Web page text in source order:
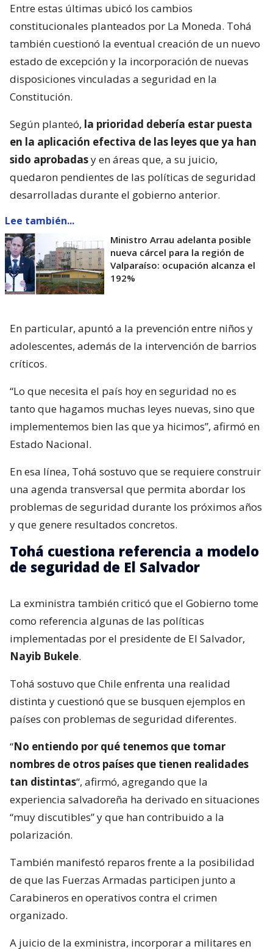
Entre estas últimas ubicó los cambios
constitucionales planteados por La Moneda. Tohá
también cuestionó la eventual creación de un nuevo
estado de excepción y la incorporación de nuevas
disposiciones vinculadas a seguridad en la
Constitución.
Según planteó, la prioridad debería estar puesta
en la aplicación efectiva de las leyes que ya han
sido aprobadasy en áreas que, a su juicio,
quedaron pendientes de las políticas de seguridad
desarrolladas durante el gobierno anterior.
Lee también...
Ministro Arrau adelanta posible
nueva cárcel para la región de
Valparaíso: ocupación alcanza el
192%
En particular, apuntó a la prevención entre niños y
adolescentes, además de la intervención de barrios
críticos.
“Lo que necesita el país hoy en seguridad no es
tanto que hagamos muchas leyes nuevas, sino que
implementemos bien las que ya hicimos”, afirmó en
Estado Nacional.
En esa línea, Tohá sostuvo que se requiere construir
una agenda transversal que permita abordar los
problemas de seguridad durante los próximos años
y que genere resultados concretos.
Tohá cuestiona referencia a modelo
de seguridad de El Salvador
La exministra también criticó que el Gobierno tome
como referencia algunas de las políticas
implementadas por el presidente de El Salvador,
Nayib Bukele.
Tohá sostuvo que Chile enfrenta una realidad
distinta y cuestionó que se busquen ejemplos en
países con problemas de seguridad diferentes.
“No entiendo por qué tenemos que tomar
nombres de otros países que tienen realidades
tan distintas“, afirmó, agregando que la
experiencia salvadoreña ha derivado en situaciones
“muy discutibles” y que han contribuido a la
polarización.
También manifestó reparos frente a la posibilidad
de que las Fuerzas Armadas participen junto a
Carabineros en operativos contra el crimen
organizado.
A juicio de la exministra, incorporar a militares en